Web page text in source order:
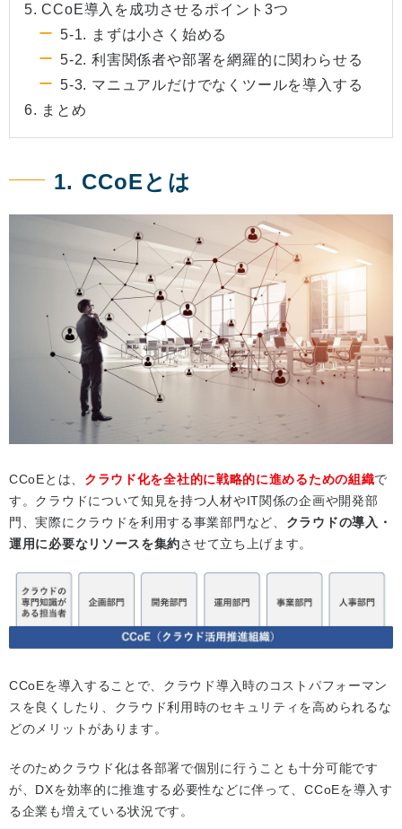
5. CCoE導入を成功させるポイント3つ
5-1. まずは小さく始める
5-2. 利害関係者や部署を網羅的に関わらせる
5-3. マニュアルだけでなくツールを導入する
6. まとめ
1. CCoEとは
CCoEとは、 クラウド化を全社的に戦略的に進めるための組織で
す。クラウドについて知見を持つ人材やIT関係の企画や開発部
門、実際にクラウドを利用する事業部門など、 クラウドの導入・
運用に必要なリソースを集約させて立ち上げます。
CCoEを導入することで、クラウド導入時のコストパフォーマン
スを良くしたり、クラウド利用時のセキュリティを高められるな
どのメリットがあります。
そのためクラウド化は各部署で個別に行うことも十分可能です
が、DXを効率的に推進する必要性などに伴って、CCoEを導入す
る企業も増えている状況です。